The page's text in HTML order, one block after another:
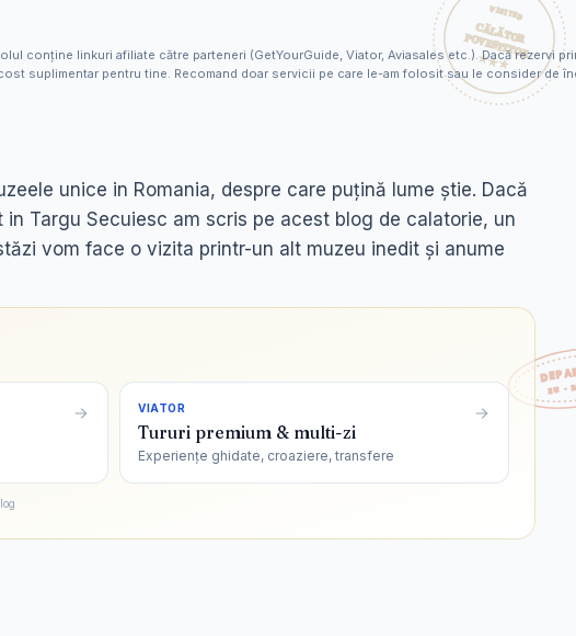
conține linkuri afiliate către parteneri (GetYourGuide, Viator, Aviasales etc.). Dacă rezervi
suplimentar pentru tine. Recomand doar servicii pe care le-am folosit sau le consider de
unice in Romania, despre care puțină lume știe. Dacă
Targu Secuiesc am scris pe acest blog de calatorie, un
vom face o vizita printr-un alt muzeu inedit și anume
VIATOR
Tururi premium & multi-zi
Experiențe ghidate, croaziere, transfere